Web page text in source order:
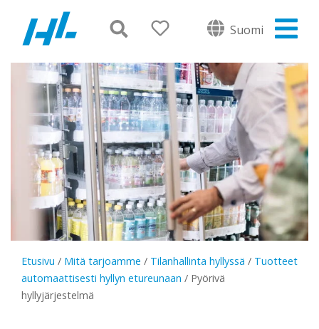
Suomi
Etusivu / Mitä tarjoamme / Tilanhallinta hyllyssä / Tuotteet
automaattisesti hyllyn etureunaan / Pyörivä
hyllyjärjestelmä